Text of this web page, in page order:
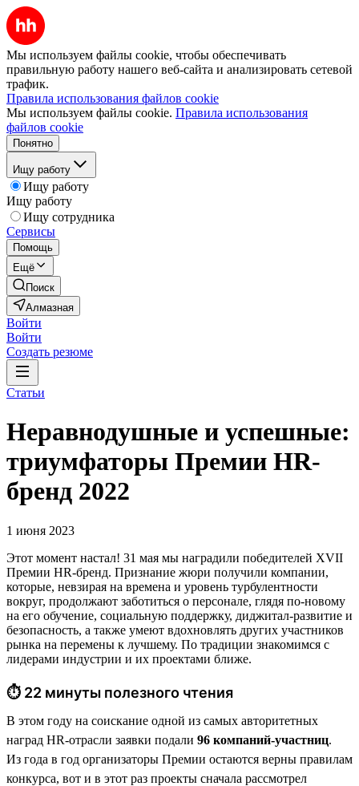
Мы используем файлы cookie, чтобы обеспечивать
правильную работу нашего веб-сайта и анализировать сетевой
трафик.
Правила использования файлов cookie
Мы используем файлы cookie. Правила использования
файлов cookie
Понятно
Ищу работу
Ищу работу
Ищу работу
Ищу сотрудника
Сервисы
Помощь
Ещё
Поиск
Алмазная
Войти
Войти
Создать резюме
Статьи
Неравнодушные и успешные:
триумфаторы Премии HR-
бренд 2022
1 июня 2023
Этот момент настал! 31 мая мы наградили победителей XVII
Премии HR-бренд. Признание жюри получили компании,
которые, невзирая на времена и уровень турбулентности
вокруг, продолжают заботиться о персонале, глядя по-новому
на его обучение, социальную поддержку, диджитал-развитие и
безопасность, а также умеют вдохновлять других участников
рынка на перемены к лучшему. По традиции знакомимся с
лидерами индустрии и их проектами ближе.
⏱ 22 минуты полезного чтения
В этом году на соискание одной из самых авторитетных
наград HR-отрасли заявки подали 96 компаний-участниц.
Из года в год организаторы Премии остаются верны правилам
конкурса, вот и в этот раз проекты сначала рассмотрел